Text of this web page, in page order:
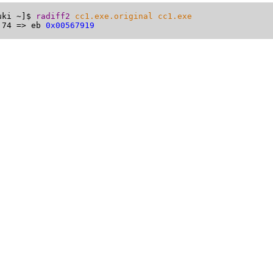
~]$
radiff2
cc1.exe.original cc1.exe
74 => eb 0x00567919